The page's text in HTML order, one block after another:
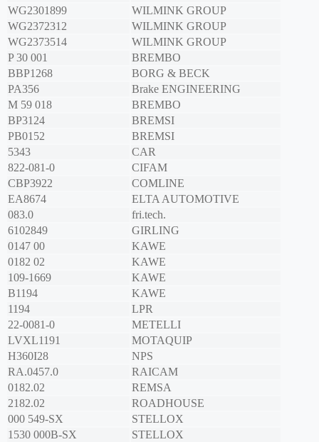
WG2301899
WILMINK GROUP
WG2372312
WILMINK GROUP
WG2373514
WILMINK GROUP
P 30 001
BREMBO
BBP1268
BORG & BECK
PA356
Brake ENGINEERING
M 59 018
BREMBO
BP3124
BREMSI
PB0152
BREMSI
5343
CAR
822-081-0
CIFAM
CBP3922
COMLINE
EA8674
ELTA AUTOMOTIVE
083.0
fri.tech.
6102849
GIRLING
0147 00
KAWE
0182 02
KAWE
109-1669
KAWE
B1194
KAWE
1194
LPR
22-0081-0
METELLI
LVXL1191
MOTAQUIP
H360I28
NPS
RA.0457.0
RAICAM
0182.02
REMSA
2182.02
ROADHOUSE
000 549-SX
STELLOX
1530 000B-SX
STELLOX